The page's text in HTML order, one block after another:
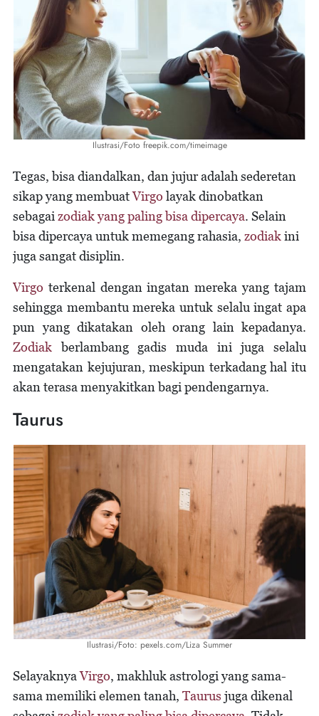
Ilustrasi/Foto freepik.com/timeimage
Tegas, bisa diandalkan, dan jujur adalah sederetan
sikap yang membuatVirgo layak dinobatkan
sebagai zodiak yang paling bisa dipercaya. Selain
bisa dipercaya untuk memegang rahasia, zodiakini
juga sangat disiplin.
Virgo terkenal dengan ingatan mereka yang tajam
sehingga membantu mereka untuk selalu ingat apa
pun yang dikatakan oleh orang lain kepadanya.
Zodiak berlambang gadis muda ini juga selalu
mengatakan kejujuran, meskipun terkadang hal itu
akan terasa menyakitkan bagi pendengarnya.
Taurus
Ilustrasi/Foto: pexels.com/Liza Summer
SelayaknyaVirgo, makhluk astrologi yang sama-
sama memiliki elemen tanah, Taurus juga dikenal